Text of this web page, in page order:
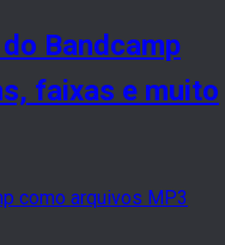
Bandcamp
faixas e muito
como arquivos MP3